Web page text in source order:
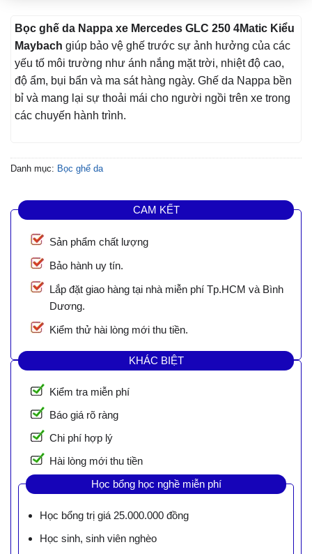
Bọc ghế da Nappa xe Mercedes GLC 250 4Matic Kiểu
Maybach giúp bảo vệ ghế trước sự ảnh hưởng của các
yếu tố môi trường như ánh nắng mặt trời, nhiệt độ cao,
độ ẩm, bụi bẩn và ma sát hàng ngày. Ghế da Nappa bền
bỉ và mang lại sự thoải mái cho người ngồi trên xe trong
các chuyến hành trình.
Danh mục: Bọc ghế da
CAM KẾT
Sản phẩm chất lượng
Bảo hành uy tín.
Lắp đặt giao hàng tại nhà miễn phí Tp.HCM và Bình
Dương.
Kiểm thử hài lòng mới thu tiền.
KHÁC BIỆT
Kiểm tra miễn phí
Báo giá rõ ràng
Chi phí hợp lý
Hài lòng mới thu tiền
Học bổng học nghề miễn phí
Học bổng trị giá 25.000.000 đồng
Học sinh, sinh viên nghèo